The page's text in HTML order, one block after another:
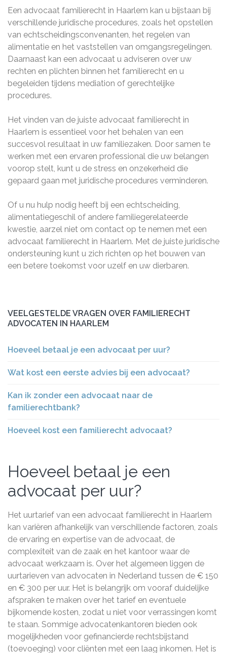
Een advocaat familierecht in Haarlem kan u bijstaan bij
verschillende juridische procedures, zoals het opstellen
van echtscheidingsconvenanten, het regelen van
alimentatie en het vaststellen van omgangsregelingen.
Daarnaast kan een advocaat u adviseren over uw
rechten en plichten binnen het familierecht en u
begeleiden tijdens mediation of gerechtelijke
procedures.
Het vinden van de juiste advocaat familierecht in
Haarlem is essentieel voor het behalen van een
succesvol resultaat in uw familiezaken. Door samen te
werken met een ervaren professional die uw belangen
voorop stelt, kunt u de stress en onzekerheid die
gepaard gaan met juridische procedures verminderen.
Of u nu hulp nodig heeft bij een echtscheiding,
alimentatiegeschil of andere familiegerelateerde
kwestie, aarzel niet om contact op te nemen met een
advocaat familierecht in Haarlem. Met de juiste juridische
ondersteuning kunt u zich richten op het bouwen van
een betere toekomst voor uzelf en uw dierbaren.
VEELGESTELDE VRAGEN OVER FAMILIERECHT
ADVOCATEN IN HAARLEM
Hoeveel betaal je een advocaat per uur?
Wat kost een eerste advies bij een advocaat?
Kan ik zonder een advocaat naar de
familierechtbank?
Hoeveel kost een familierecht advocaat?
Hoeveel betaal je een
advocaat per uur?
Het uurtarief van een advocaat familierecht in Haarlem
kan variëren afhankelijk van verschillende factoren, zoals
de ervaring en expertise van de advocaat, de
complexiteit van de zaak en het kantoor waar de
advocaat werkzaam is. Over het algemeen liggen de
uurtarieven van advocaten in Nederland tussen de € 150
en € 300 per uur. Het is belangrijk om vooraf duidelijke
afspraken te maken over het tarief en eventuele
bijkomende kosten, zodat u niet voor verrassingen komt
te staan. Sommige advocatenkantoren bieden ook
mogelijkheden voor gefinancierde rechtsbijstand
(toevoeging) voor cliënten met een laag inkomen. Het is